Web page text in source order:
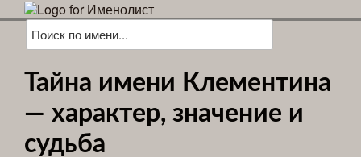
Тайна имени Клементина
— характер, значение и
судьба